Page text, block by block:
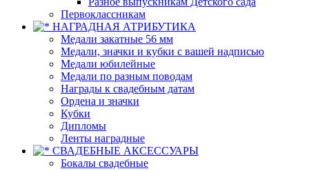
Первоклассникам
НАГРАДНАЯ АТРИБУТИКА
Медали закатные 56 мм
Медали, значки и кубки с вашей надписью
Медали юбилейные
Медали по разным поводам
Награды к свадебным датам
Ордена и значки
Кубки
Дипломы
Ленты наградные
СВАДЕБНЫЕ АКСЕССУАРЫ
Бокалы свадебные